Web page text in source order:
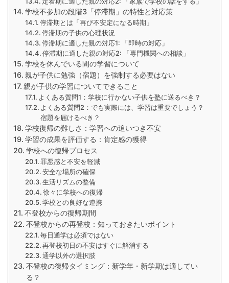
学校不参加の段階3「停滞期」の特性と対応策
停滞期とは「再び不安定になる時期」
停滞期の子供の心理状況
停滞期に適した親の対応1: 「即時の対応」
停滞期に適した親の対応2: 「専門機関への相談」
学校を休んでいる間の学習について
親が子供に勉強（宿題）を強制する必要はない
親が子供の学習についてできること
よくある質問1：学校に行かない子供を塾に送るべき？
よくある質問2：でも実際には、学習は重要でしょう？
宿題を届けるべき？
学校復帰の難しさ：学習への追いつき不安
学習の成果を評価する：肯定感の獲得
学校への復帰プロセス
罪悪感と不安を軽減
安全な場所の確保
生活リズムの整備
徐々に学校への復帰
学校との良好な連携
不登校からの復帰期間
不登校からの再登校：知っておきたいポイント
毎日通学は必須ではない
再登校初日の不安はすぐに解消する
通学以外の選択肢
不登校の復帰タイミング：新学年・新学期は適してい
る？